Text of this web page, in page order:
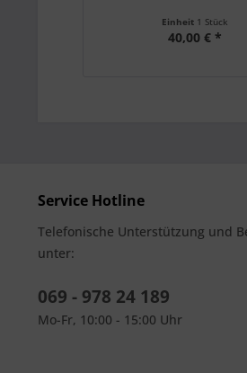
Einheit 1 Stück
40,00 € *
Service Hotline
Telefonische Unterstützung und
unter:
069 - 978 24 189
Mo-Fr, 10:00 - 15:00 Uhr